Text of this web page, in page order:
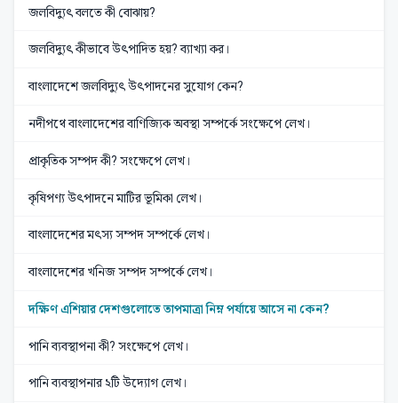
জলবিদ্যুৎ বলতে কী বোঝায়?
জলবিদ্যুৎ কীভাবে উৎপাদিত হয়? ব্যাখ্যা কর।
বাংলাদেশে জলবিদ্যুৎ উৎপাদনের সুযোগ কেন?
নদীপথে বাংলাদেশের বাণিজ্যিক অবস্থা সম্পর্কে সংক্ষেপে লেখ।
প্রাকৃতিক সম্পদ কী? সংক্ষেপে লেখ।
কৃষিপণ্য উৎপাদনে মাটির ভূমিকা লেখ।
বাংলাদেশের মৎস্য সম্পদ সম্পর্কে লেখ।
বাংলাদেশের খনিজ সম্পদ সম্পর্কে লেখ।
দক্ষিণ এশিয়ার দেশগুলোতে তাপমাত্রা নিম্ন পর্যায়ে আসে না কেন?
পানি ব্যবস্থাপনা কী? সংক্ষেপে লেখ।
পানি ব্যবস্থাপনার ২টি উদ্যোগ লেখ।